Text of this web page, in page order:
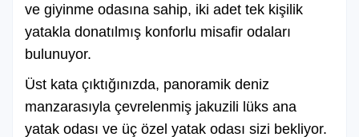
ve giyinme odasına sahip, iki adet tek kişilik
yatakla donatılmış konforlu misafir odaları
bulunuyor.
Üst kata çıktığınızda, panoramik deniz
manzarasıyla çevrelenmiş jakuzili lüks ana
yatak odası ve üç özel yatak odası sizi bekliyor.